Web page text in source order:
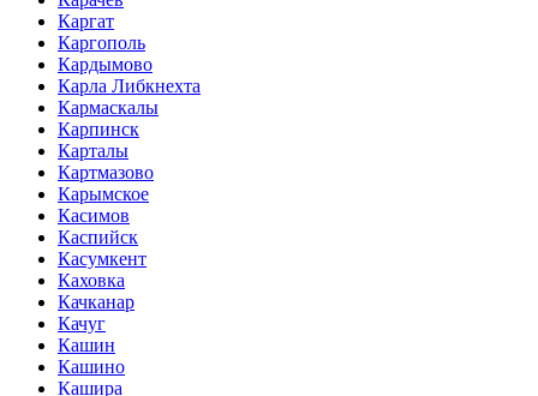
Каргат
Каргополь
Кардымово
Карла Либкнехта
Кармаскалы
Карпинск
Карталы
Картмазово
Карымское
Касимов
Каспийск
Касумкент
Каховка
Качканар
Качуг
Кашин
Кашино
Кашира